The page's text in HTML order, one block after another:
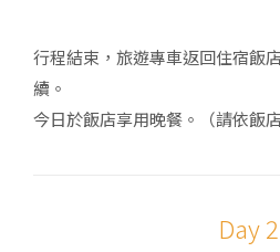
行程結束，旅遊專車返回住宿飯
續。
今日於飯店享用晚餐。（請依飯
Day 2